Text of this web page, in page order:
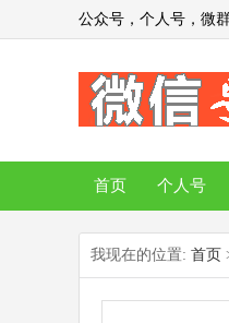
公众号，个人号，微
首页 个人号
我现在的位置: 首页